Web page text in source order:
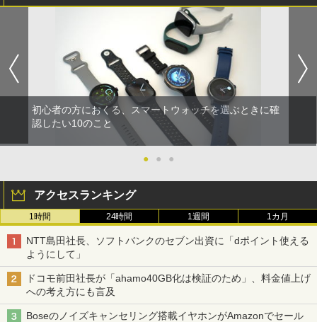
初心者の方におくる、スマートウォッチを選ぶときに確
認したい10のこと
● ● ●
アクセスランキング
1時間 24時間 1週間 1カ月
NTT島田社長、ソフトバンクのセブン出資に「dポイント使える
ようにして」
ドコモ前田社長が「ahamo40GB化は検証のため」、料金値上げ
への考え方にも言及
Boseのノイズキャンセリング搭載イヤホンがAmazonでセール